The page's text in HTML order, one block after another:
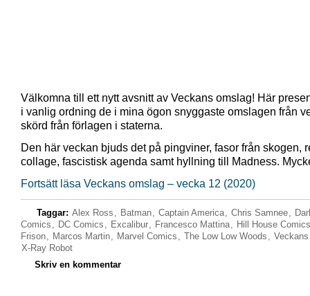
Välkomna till ett nytt avsnitt av Veckans omslag! Här
i vanlig ordning de i mina ögon snyggaste omslagen från
skörd från förlagen i staterna.
Den här veckan bjuds det på pingviner, fasor från skogen,
collage, fascistisk agenda samt hyllning till Madness.
Fortsätt läsa Veckans omslag – vecka 12 (2020)
Taggar: Alex Ross , Batman, Captain America, Chris Samnee,
Comics , DC Comics , Excalibur, Francesco Mattina, Hill House Comics
Frison, Marcos Martin, Marvel Comics , The Low Low Woods ,
X-Ray Robot
Skriv en kommentar